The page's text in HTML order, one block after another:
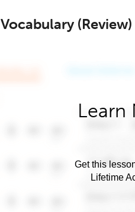
Vocabulary (Review)
Learn
Get this
Lifetime